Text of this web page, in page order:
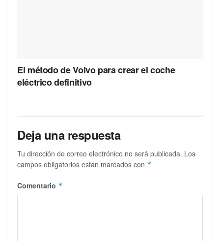
El método de Volvo para crear el coche
eléctrico definitivo
Deja una respuesta
Tu dirección de correo electrónico no será publicada. Los
campos obligatorios están marcados con *
Comentario *